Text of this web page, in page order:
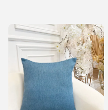
má
více
variant.
Možnosti
lze
vybrat
na
stránce
produktu